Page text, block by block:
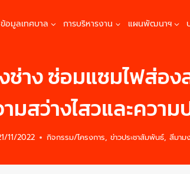
ข้อมูลเทศบาล การบริหารงาน แผนพัฒนาฯ
าง ซ่อมแซมไฟส่อง
ามสว่างไสวและคว
11/2022 กิจกรรม/โครงการ, ข่าวประชาสัมพันธ์, สีมา